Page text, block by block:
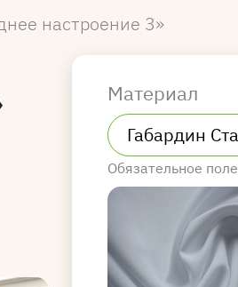
настроение 3
Материал
Обязательное поле